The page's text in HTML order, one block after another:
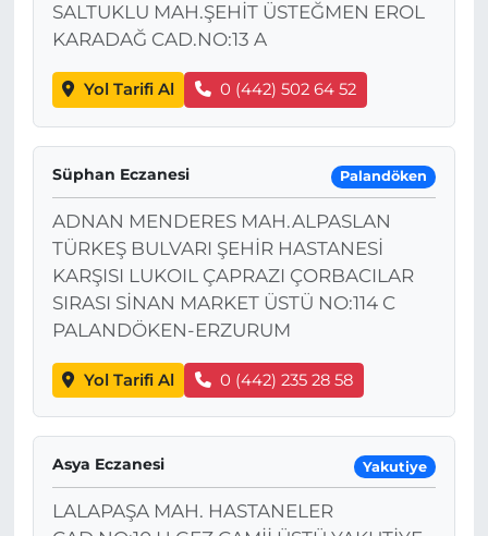
SALTUKLU MAH.ŞEHİT ÜSTEĞMEN EROL
KARADAĞ CAD.NO:13 A
Yol Tarifi Al 0 (442) 502 64 52
Süphan Eczanesi Palandöken
ADNAN MENDERES MAH.ALPASLAN
TÜRKEŞ BULVARI ŞEHİR HASTANESİ
KARŞISI LUKOIL ÇAPRAZI ÇORBACILAR
SIRASI SİNAN MARKET ÜSTÜ NO:114 C
PALANDÖKEN-ERZURUM
Yol Tarifi Al 0 (442) 235 28 58
Asya Eczanesi Yakutiye
LALAPAŞA MAH. HASTANELER